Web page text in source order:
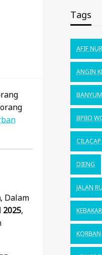
, Dalam
2025,
Tags
AFIF
ANGIN
BPBD
CILACAP
DIENG
JALAN
KORBAN